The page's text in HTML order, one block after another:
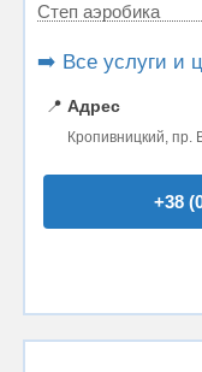
Степ аэробика
➡️ Все услуги и
📍 Адрес
Кропивницкий, пр.
+38